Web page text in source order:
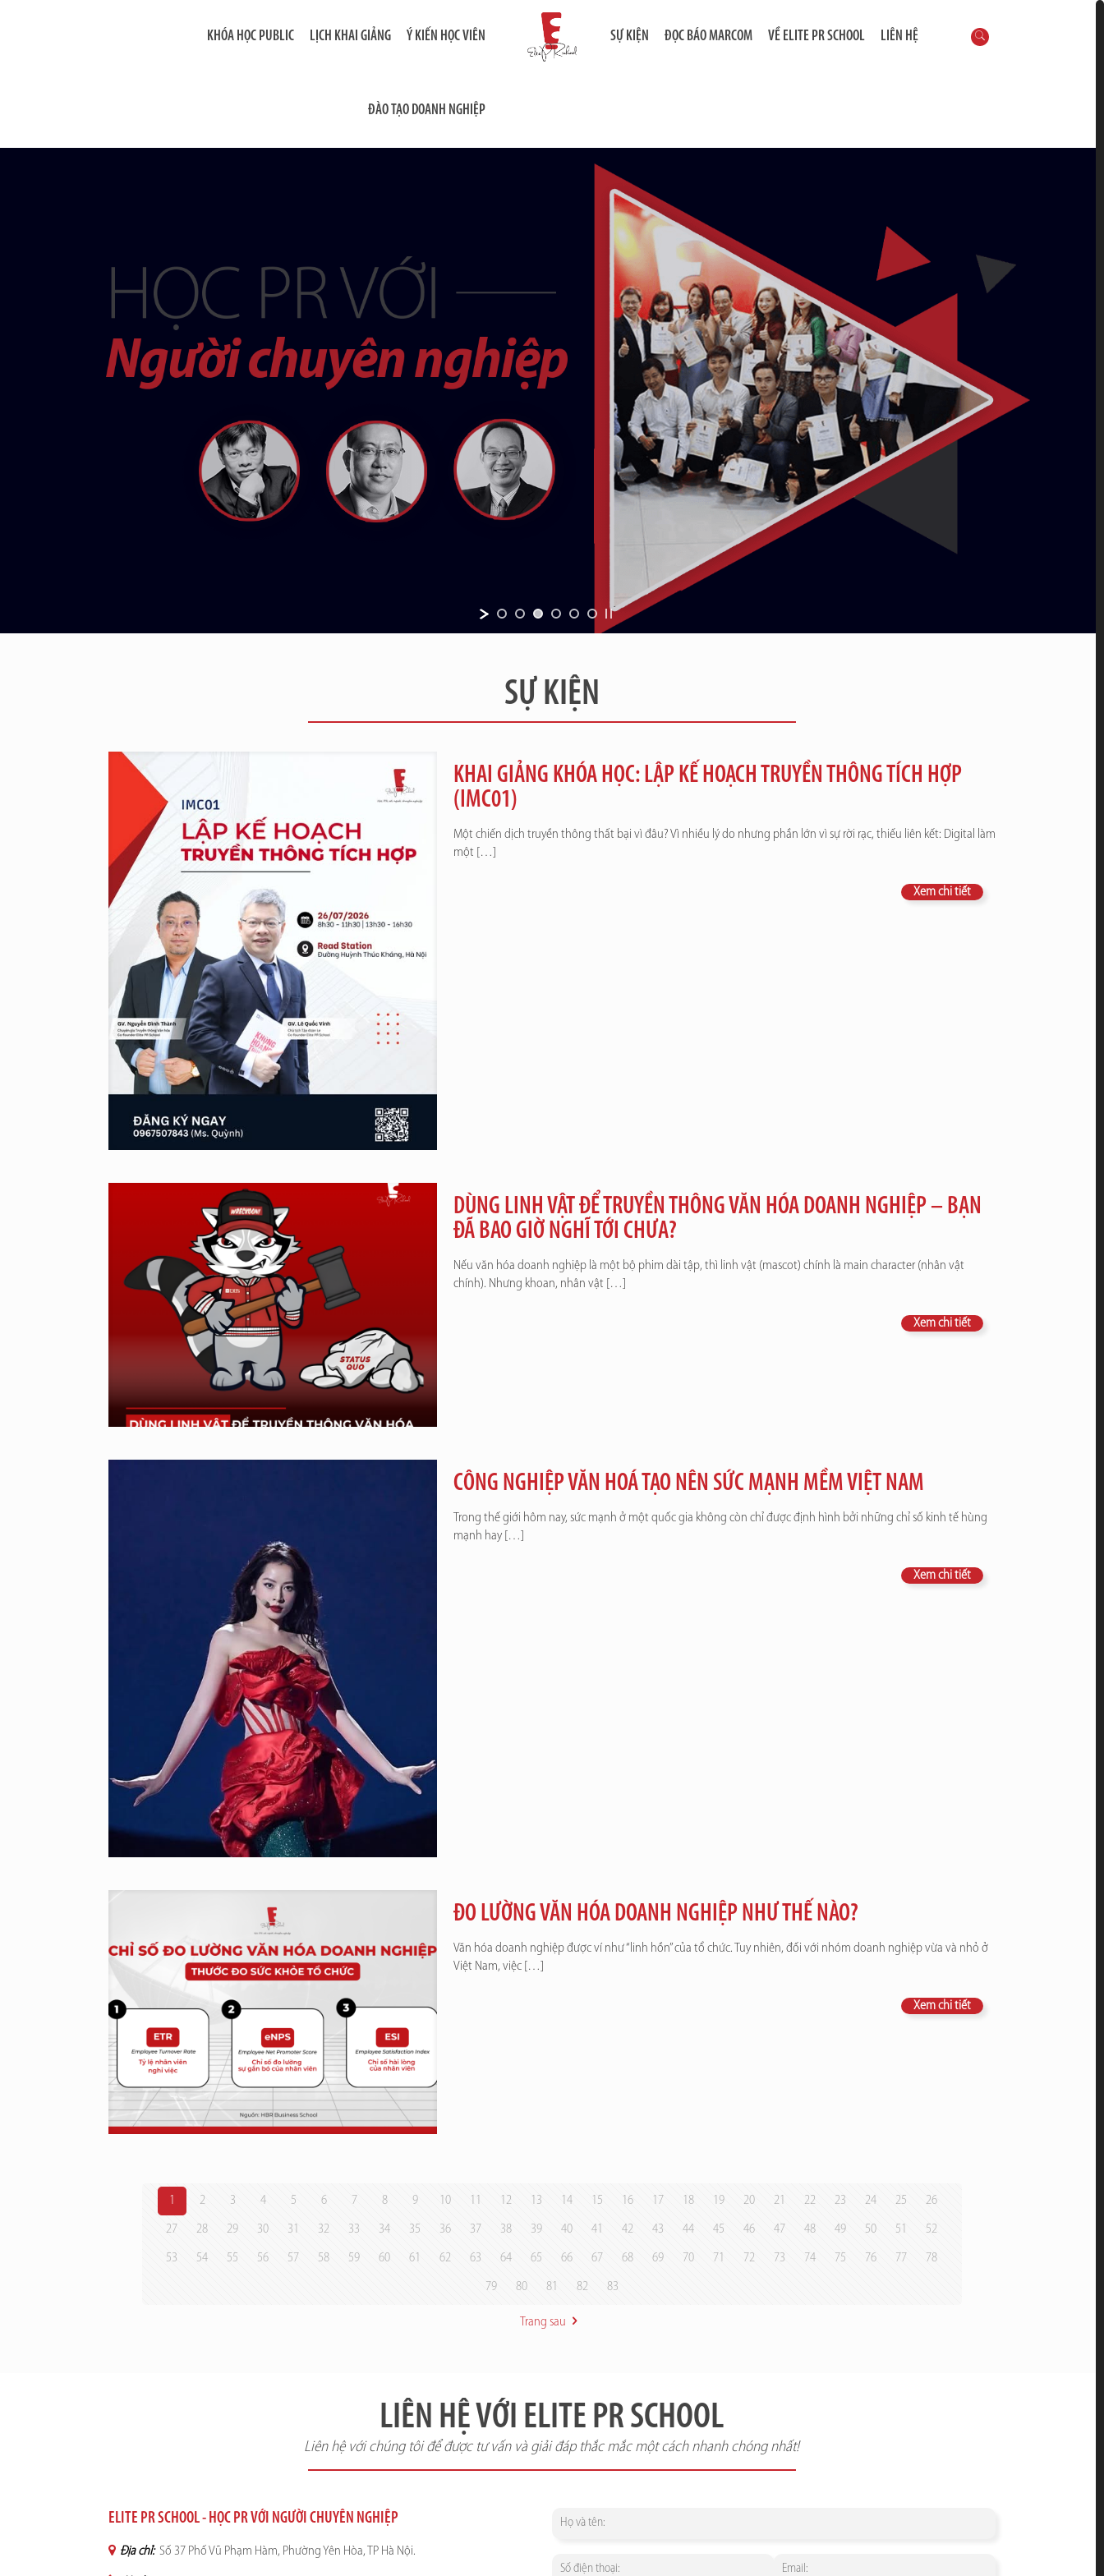
KHÓA HỌC PUBLIC LỊCH KHAI GIẢNG Ý KIẾN HỌC VIÊN
ĐÀO TẠO DOANH NGHIỆP
SỰ KIỆN ĐỌC BÁO MARCOM VỀ ELITE PR SCHOOL LIÊN HỆ
SỰ KIỆN
KHAI GIẢNG KHÓA HỌC: LẬP KẾ HOẠCH TRUYỀN THÔNG TÍCH HỢP
(IMC01)
Một chiến dịch truyền thông thất bại vì đâu? Vì nhiều lý do nhưng phần lớn vì sự rời rạc, thiếu liên kết: Digital làm
một […]
Xem chi tiết
DÙNG LINH VẬT ĐỂ TRUYỀN THÔNG VĂN HÓA DOANH NGHIỆP – BẠN
ĐÃ BAO GIỜ NGHĨ TỚI CHƯA?
Nếu văn hóa doanh nghiệp là một bộ phim dài tập, thì linh vật (mascot) chính là main character (nhân vật
chính). Nhưng khoan, nhân vật […]
Xem chi tiết
CÔNG NGHIỆP VĂN HOÁ TẠO NÊN SỨC MẠNH MỀM VIỆT NAM
Trong thế giới hôm nay, sức mạnh ở một quốc gia không còn chỉ được định hình bởi những chỉ số kinh tế hùng
mạnh hay[…]
Xem chi tiết
ĐO LƯỜNG VĂN HÓA DOANH NGHIỆP NHƯ THẾ NÀO?
Văn hóa doanh nghiệp được ví như “linh hồn” của tổ chức. Tuy nhiên, đối với nhóm doanh nghiệp vừa và nhỏ ở
Việt Nam, việc[…]
Xem chi tiết
1 2 3 4 5 6 7 8 9 10 11 12 13 14 15 16 17 18 19 20 21 22 23 24 25 26
27 28 29 30 31 32 33 34 35 36 37 38 39 40 41 42 43 44 45 46 47 48 49 50 51 52
53 54 55 56 57 58 59 60 61 62 63 64 65 66 67 68 69 70 71 72 73 74 75 76 77 78
79 80 81 82 83
Trang sau
LIÊN HỆ VỚI ELITE PR SCHOOL
Liên hệ với chúng tôi để được tư vấn và giải đáp thắc mắc một cách nhanh chóng nhất!
ELITE PR SCHOOL - HỌC PR VỚI NGƯỜI CHUYÊN NGHIỆP
Địa chỉ: Số 37 Phố Vũ Phạm Hàm, Phường Yên Hòa, TP Hà Nội.